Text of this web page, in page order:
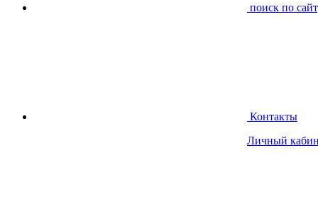
поиск по
Контакты
Личный